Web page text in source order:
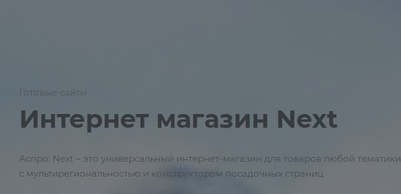
Готовые сайты
Интернет магазин Next
Аспро: Next – это универсальный интернет-магазин для товаров любой тематики
с мультирегиональностью и конструктором посадочных страниц